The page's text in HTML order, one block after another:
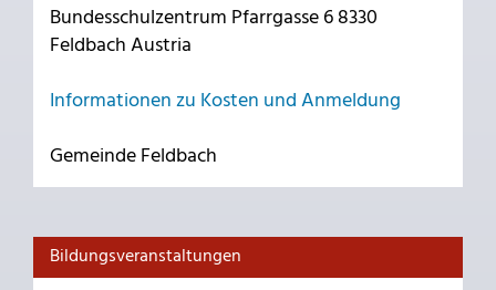
Bundesschulzentrum Pfarrgasse 6 8330
Feldbach Austria
Informationen zu Kosten und Anmeldung
Gemeinde Feldbach
Bildungsveranstaltungen